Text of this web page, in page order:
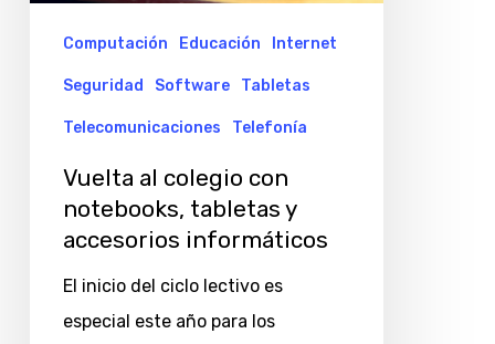
Computación Educación Internet
Seguridad Software Tabletas
Telecomunicaciones Telefonía
Vuelta al colegio con
notebooks, tabletas y
accesorios informáticos
El inicio del ciclo lectivo es
especial este año para los